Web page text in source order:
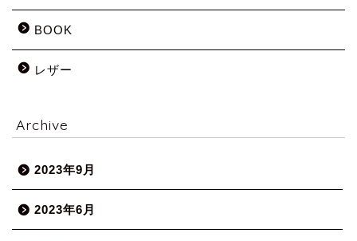
BOOK
レザー
Archive
2023年9月
2023年6月